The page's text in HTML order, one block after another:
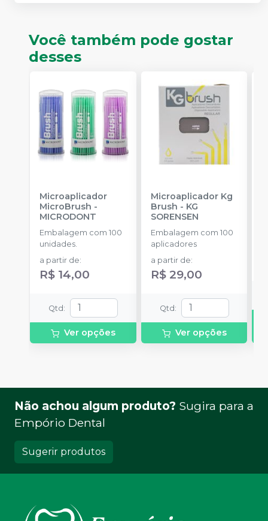
Você também pode gostar
desses
Microaplicador
MicroBrush -
MICRODONT
Embalagem com 100
unidades.
a partir de:
R$ 14,00
Qtd :
Ver opções
Microaplicador Kg
Brush - KG
SORENSEN
Embalagem com 100
aplicadores
a partir de:
R$ 29,00
Qtd :
Ver opções
Não achou algum produto? Sugira para a
Empório Dental
Sugerir produtos